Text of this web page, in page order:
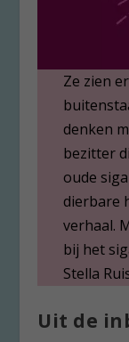
Ze zien
denken
bezitter
oude
dierbare
verhaal.
bij het
Stella
Uit de